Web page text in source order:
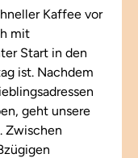
Kaffee vor
mit
Start in den
ist. Nachdem
geht unsere
Zwischen